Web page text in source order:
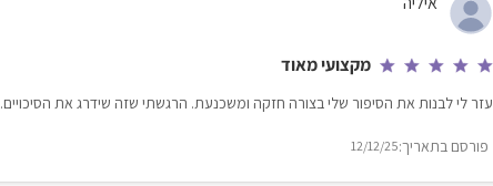
מקצועי מאוד
עזר לי לבנות את הסיפור שלי בצורה חזקה ומשכנעת. הרגשתי שזה שידרג את הסיכויים.
12/12/25